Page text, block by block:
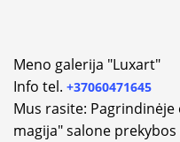
Meno galerija "Luxart"
Info tel. +37060471645
Mus rasite: Pagrindinėje
magija" salone